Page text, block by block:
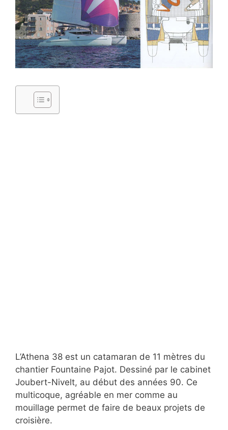
L’Athena 38 est un catamaran de 11 mètres du
chantier Fountaine Pajot. Dessiné par le cabinet
Joubert-Nivelt, au début des années 90. Ce
multicoque, agréable en mer comme au
mouillage permet de faire de beaux projets de
croisière.